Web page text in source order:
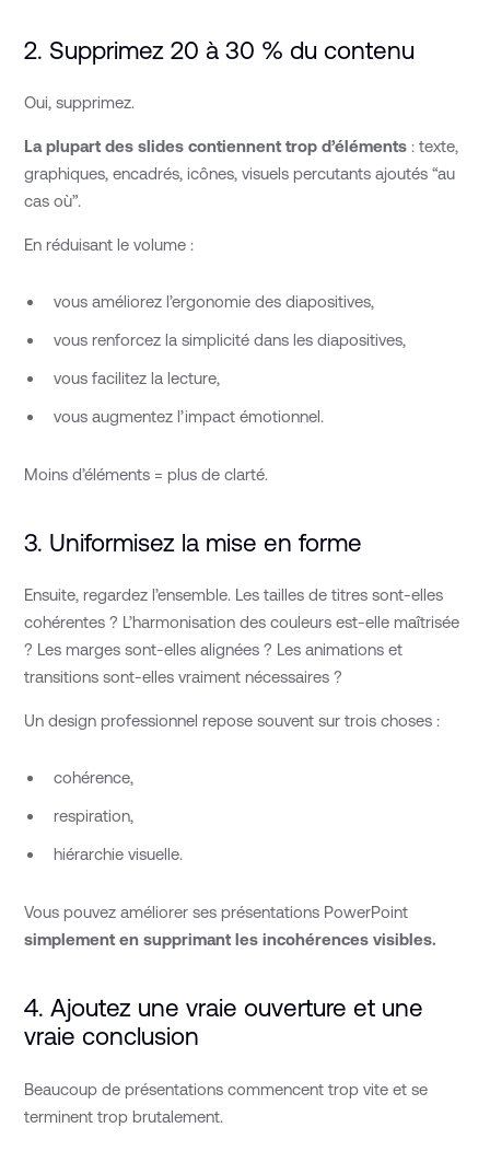
2. Supprimez 20 à 30 % du contenu
Oui, supprimez.
La plupart des slides contiennent trop d’éléments : texte,
graphiques, encadrés, icônes, visuels percutants ajoutés “au
cas où”.
En réduisant le volume :
vous améliorez l’ergonomie des diapositives,
vous renforcez la simplicité dans les diapositives,
vous facilitez la lecture,
vous augmentez l’impact émotionnel.
Moins d’éléments = plus de clarté.
3. Uniformisez la mise en forme
Ensuite, regardez l’ensemble. Les tailles de titres sont-elles
cohérentes ? L’harmonisation des couleurs est-elle maîtrisée
? Les marges sont-elles alignées ? Les animations et
transitions sont-elles vraiment nécessaires ?
Un design professionnel repose souvent sur trois choses :
cohérence,
respiration,
hiérarchie visuelle.
Vous pouvez améliorer ses présentations PowerPoint
simplement en supprimant les incohérences visibles.
4. Ajoutez une vraie ouverture et une
vraie conclusion
Beaucoup de présentations commencent trop vite et se
terminent trop brutalement.